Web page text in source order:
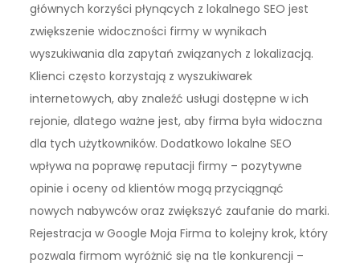
głównych korzyści płynących z lokalnego SEO jest
zwiększenie widoczności firmy w wynikach
wyszukiwania dla zapytań związanych z lokalizacją.
Klienci często korzystają z wyszukiwarek
internetowych, aby znaleźć usługi dostępne w ich
rejonie, dlatego ważne jest, aby firma była widoczna
dla tych użytkowników. Dodatkowo lokalne SEO
wpływa na poprawę reputacji firmy – pozytywne
opinie i oceny od klientów mogą przyciągnąć
nowych nabywców oraz zwiększyć zaufanie do marki.
Rejestracja w Google Moja Firma to kolejny krok, który
pozwala firmom wyróżnić się na tle konkurencji –